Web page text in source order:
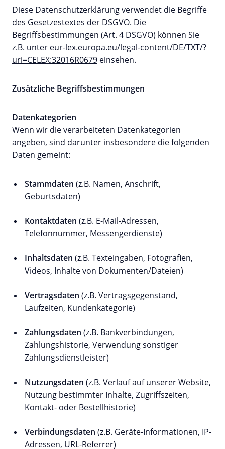
Diese Datenschutzerklärung verwendet die Begriffe
des Gesetzestextes der DSGVO. Die
Begriffsbestimmungen (Art. 4 DSGVO) können Sie
z.B. unter eur-lex.europa.eu/legal-content/DE/TXT/?
uri=CELEX:32016R0679 einsehen.
Zusätzliche Begriffsbestimmungen
Datenkategorien
Wenn wir die verarbeiteten Datenkategorien
angeben, sind darunter insbesondere die folgenden
Daten gemeint:
Stammdaten (z.B. Namen, Anschrift,
Geburtsdaten)
Kontaktdaten (z.B. E-Mail-Adressen,
Telefonnummer, Messengerdienste)
Inhaltsdaten (z.B. Texteingaben, Fotografien,
Videos, Inhalte von Dokumenten/Dateien)
Vertragsdaten (z.B. Vertragsgegenstand,
Laufzeiten, Kundenkategorie)
Zahlungsdaten (z.B. Bankverbindungen,
Zahlungshistorie, Verwendung sonstiger
Zahlungsdienstleister)
Nutzungsdaten (z.B. Verlauf auf unserer Website,
Nutzung bestimmter Inhalte, Zugriffszeiten,
Kontakt- oder Bestellhistorie)
Verbindungsdaten (z.B. Geräte-Informationen, IP-
Adressen, URL-Referrer)